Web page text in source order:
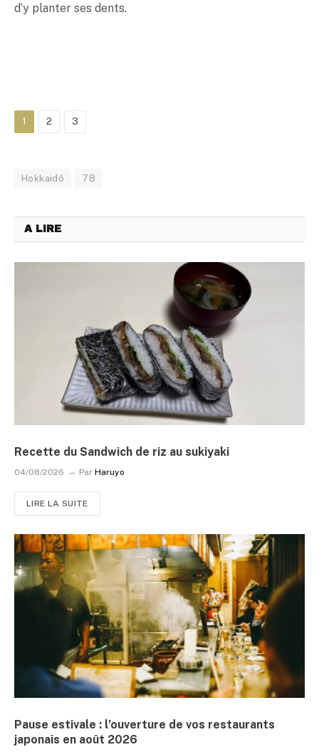
d’y planter ses dents.
1 2 3
Hokkaidô 78
A LIRE
Recette du Sandwich de riz au sukiyaki
04/08/2026 Par Haruyo
LIRE LA SUITE
Pause estivale : l’ouverture de vos restaurants
japonais en août 2026